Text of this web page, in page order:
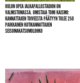
OULUN UPEA JALKAPALLOSTADION ON
VALMISTUMASSA. OMISTAJA TOMI KAISMO:
KANNATTAJIEN TOIVEESTA PÄÄTYYN TULEE 250
PAIKKAINEN KOTIKANNATTAJIEN
SEISOMAKATSOMOLOHKO